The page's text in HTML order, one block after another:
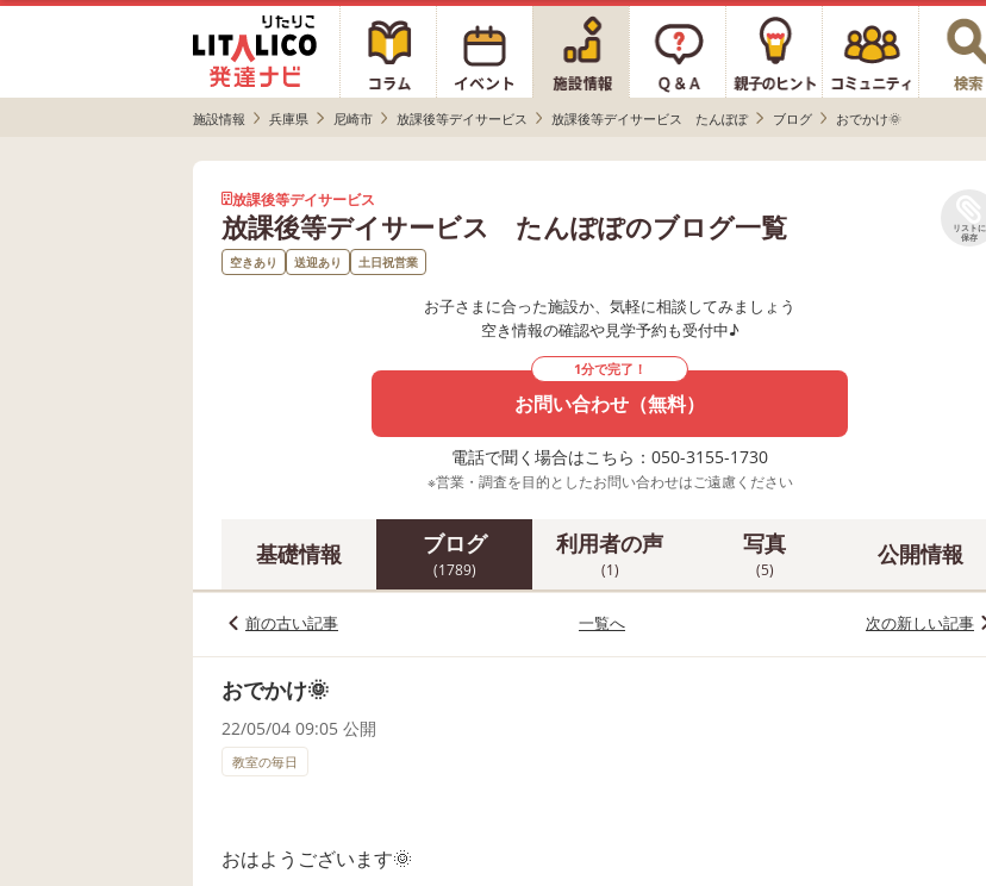
施設情報 兵庫県 尼崎市 放課後等デイサービス 放課後等デイサービス たんぽぽ ブログ おでかけ🌞
放課後等デイサービス
放課後等デイサービス たんぽぽのブログ一覧
リストに
保存
空きあり 送迎あり 土日祝営業
お子さまに合った施設か、気軽に相談してみましょう
空き情報の確認や見学予約も受付中♪
1分で完了！
お問い合わせ（無料）
電話で聞く場合はこちら：050-3155-1730
※営業・調査を目的としたお問い合わせはご遠慮ください
基礎情報 ブログ
(1789)
利用者の声
(1)
写真
(5)
公開情報
前の古い記事 一覧へ 次の新しい記事
おでかけ🌞
22/05/04 09:05 公開
教室の毎日
おはようございます🌞